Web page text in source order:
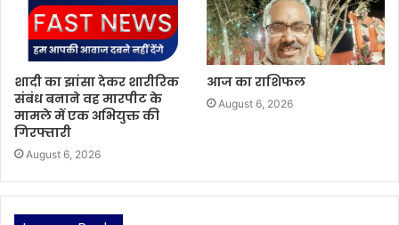
शादी का झांसा देकर शारीरिक
संबंध बनाने वह मारपीट के
मामले में एक अभियुक्त की
गिरफ्तारी
August 6, 2026
आज का राशिफल
August 6, 2026